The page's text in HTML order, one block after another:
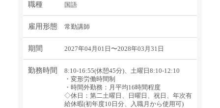
職種 国語
雇用形態 常勤講師
期間 2027年04月01日〜2028年03月31日
勤務時間
8:10-16:55(休憩45分)、土曜日8:10-12:10
・変形労働時間制
・時間外勤務：月平均16時間程度
◇休日：第二土曜日、日曜日、祝日、年次有
給休暇(初年度10日分、入職月から使用可)